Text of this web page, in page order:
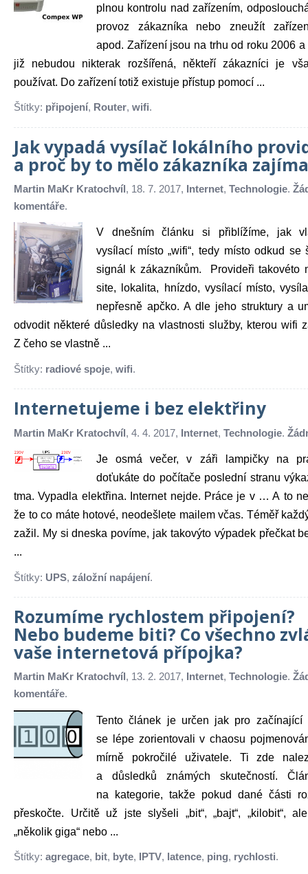
plnou kontrolu nad zařízením,
provoz zákazníka nebo zneužít
apod. Zařízení jsou na trhu od roku 2006
již nebudou nikterak rozšířená, někteří zákazníci je
používat. Do zařízení totiž existuje přístup pomocí ...
Štítky: připojení, Router, wifi.
Jak vypadá vysílač lokálního
a proč by to mělo zákazníka
Martin MaKr Kratochvíl , 18. 7. 2017, Internet, Technologie.
komentáře.
V dnešním článku si přiblížíme, jak
vysílací místo „wifi“, tedy místo odkud se
signál k zákazníkům. Provideři takovéto
site, lokalita, hnízdo, vysílací místo,
nepřesně apčko. A dle jeho struktury a
odvodit některé důsledky na vlastnosti služby, kterou wifi
Z čeho se vlastně ...
Štítky: radiové spoje, wifi.
Internetujeme i bez elektřiny
Martin MaKr Kratochvíl , 4. 4. 2017, Internet, Technologie.
Je osmá večer, v záři lampičky na
doťukáte do počítače poslední stranu
tma. Vypadla elektřina. Internet nejde. Práce je v … A to
že to co máte hotové, neodešlete mailem včas. Téměř
zažil. My si dneska povíme, jak takovýto výpadek přečkat
...
Štítky: UPS, záložní napájení.
Rozumíme rychlostem připojení?
Nebo budeme biti? Co všechno
vaše internetová přípojka?
Martin MaKr Kratochvíl , 13. 2. 2017, Internet, Technologie.
komentáře.
Tento článek je určen jak pro začínající
se lépe zorientovali v chaosu
mírně pokročilé uživatele. Ti zde
a důsledků známých skutečností.
na kategorie, takže pokud dané části
přeskočte. Určitě už jste slyšeli „bit“, „bajt“, „kilobit“,
„několik giga“ nebo ...
Štítky: agregace, bit, byte, IPTV, latence, ping, rychlosti.